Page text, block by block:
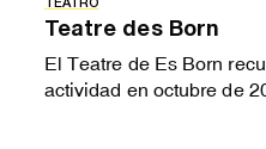
TEATRO
Teatre des Born
El Teatre de Es Born
actividad en octubre de